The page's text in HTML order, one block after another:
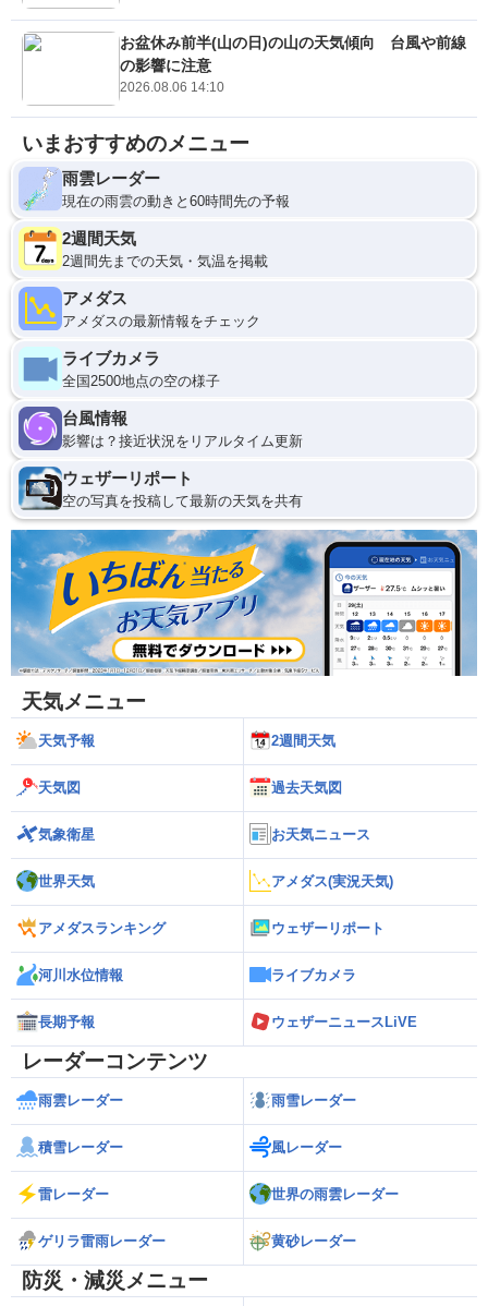
お盆休み前半(山の日)の山の天気傾向 台風や前線
の影響に注意
2026.08.06 14:10
いまおすすめのメニュー
雨雲レーダー
現在の雨雲の動きと60時間先の予報
2週間天気
2週間先までの天気・気温を掲載
アメダス
アメダスの最新情報をチェック
ライブカメラ
全国2500地点の空の様子
台風情報
影響は？接近状況をリアルタイム更新
ウェザーリポート
空の写真を投稿して最新の天気を共有
天気メニュー
天気予報 2週間天気
天気図 過去天気図
気象衛星 お天気ニュース
世界天気 アメダス(実況天気)
アメダスランキング ウェザーリポート
河川水位情報 ライブカメラ
長期予報 ウェザーニュースLiVE
レーダーコンテンツ
雨雲レーダー 雨雪レーダー
積雪レーダー 風レーダー
雷レーダー 世界の雨雲レーダー
ゲリラ雷雨レーダー 黄砂レーダー
防災・減災メニュー